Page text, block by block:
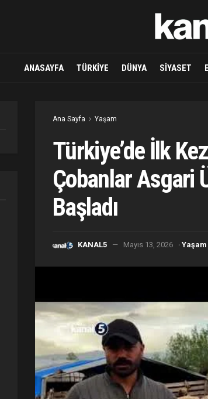
ANASAYFA TÜRKIYE DÜNYA SIYASET
Ana Sayfa Yaşam
Türkiye’de İlk
Çobanlar Asgari
Başladı
KANAL5 Mayıs 13, 2026 · Yaşam